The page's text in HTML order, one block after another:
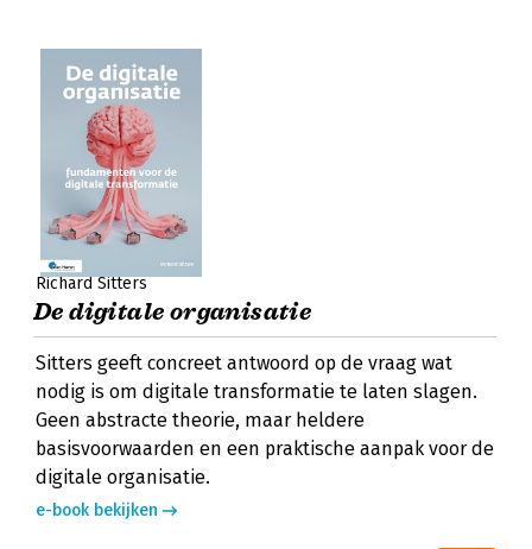
Richard Sitters
De digitale organisatie
Sitters geeft concreet antwoord op de vraag wat
nodig is om digitale transformatie te laten slagen.
Geen abstracte theorie, maar heldere
basisvoorwaarden en een praktische aanpak voor de
digitale organisatie.
e-book bekijken